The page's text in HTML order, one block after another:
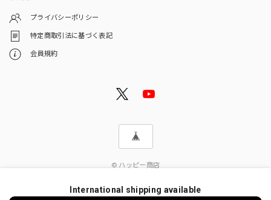
プライバシーポリシー
特定商取引法に基づく表記
会員規約
© ハッピー商店
International shipping available